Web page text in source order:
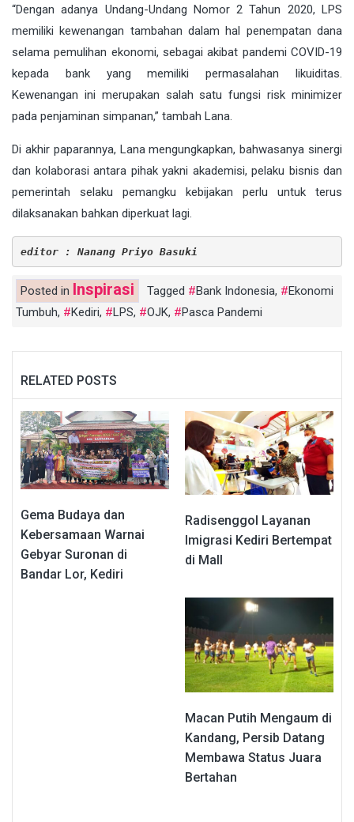
“Dengan adanya Undang-Undang Nomor 2 Tahun 2020, LPS
memiliki kewenangan tambahan dalam hal penempatan dana
selama pemulihan ekonomi, sebagai akibat pandemi COVID-19
kepada bank yang memiliki permasalahan likuiditas.
Kewenangan ini merupakan salah satu fungsi risk minimizer
pada penjaminan simpanan,” tambah Lana.
Di akhir paparannya, Lana mengungkapkan, bahwasanya sinergi
dan kolaborasi antara pihak yakni akademisi, pelaku bisnis dan
pemerintah selaku pemangku kebijakan perlu untuk terus
dilaksanakan bahkan diperkuat lagi.
editor : Nanang Priyo Basuki
Posted in Inspirasi Tagged Bank Indonesia,
Ekonomi
Tumbuh, Kediri, LPS, OJK, Pasca Pandemi
RELATED POSTS
Gema Budaya dan
Kebersamaan Warnai
Gebyar Suronan di
Bandar Lor, Kediri
Radisenggol Layanan
Imigrasi Kediri Bertempat
di Mall
Macan Putih Mengaum di
Kandang, Persib Datang
Membawa Status Juara
Bertahan